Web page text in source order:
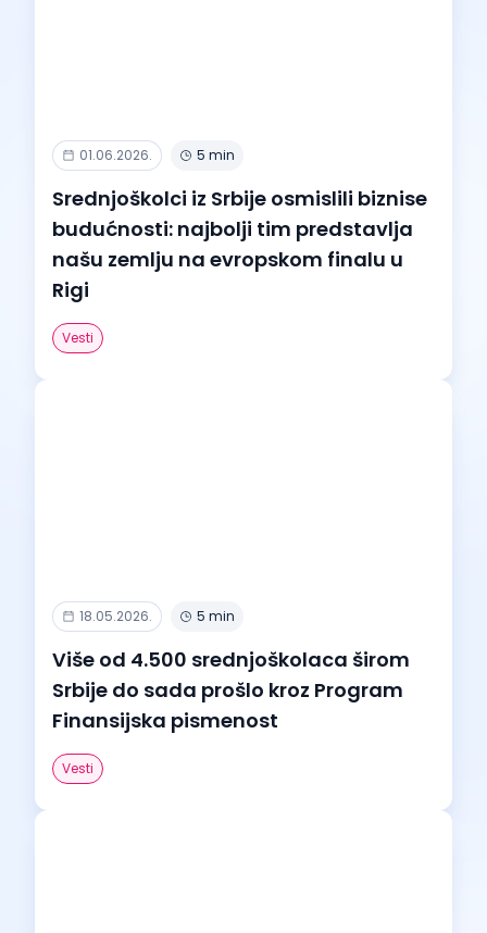
01.06.2026. 5 min
Srednjoškolci iz Srbije osmislili biznise
budućnosti: najbolji tim predstavlja
našu zemlju na evropskom finalu u
Rigi
Vesti
18.05.2026. 5 min
Više od 4.500 srednjoškolaca širom
Srbije do sada prošlo kroz Program
Finansijska pismenost
Vesti